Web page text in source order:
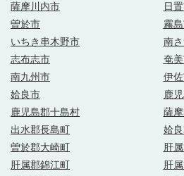
薩摩川内市
日
曽於市
霧
いちき串木野市
南
志布志市
奄
南九州市
伊
姶良市
鹿
鹿児島郡十島村
薩
出水郡長島町
姶
曽於郡大崎町
肝
肝属郡錦江町
肝